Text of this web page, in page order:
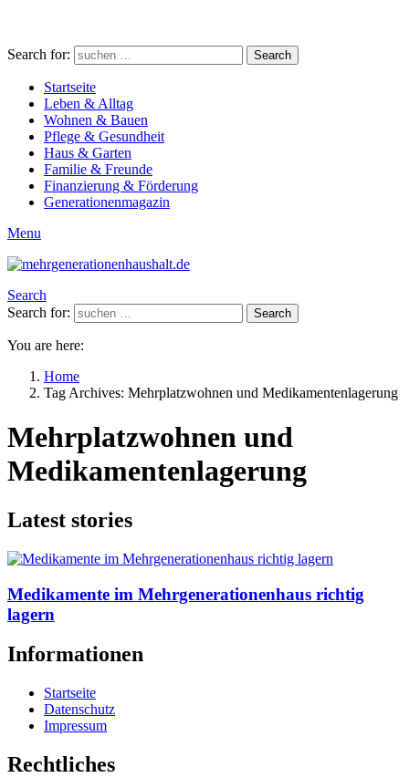
Search for: Search
Startseite
Leben & Alltag
Wohnen & Bauen
Pflege & Gesundheit
Haus & Garten
Familie & Freunde
Finanzierung & Förderung
Generationenmagazin
Menu
Search
Search for:
Search
You are here:
Home
Tag Archives: Mehrplatzwohnen und Medikamentenlagerung
Mehrplatzwohnen und
Medikamentenlagerung
Latest stories
Medikamente im Mehrgenerationenhaus richtig
lagern
Informationen
Startseite
Datenschutz
Impressum
Rechtliches